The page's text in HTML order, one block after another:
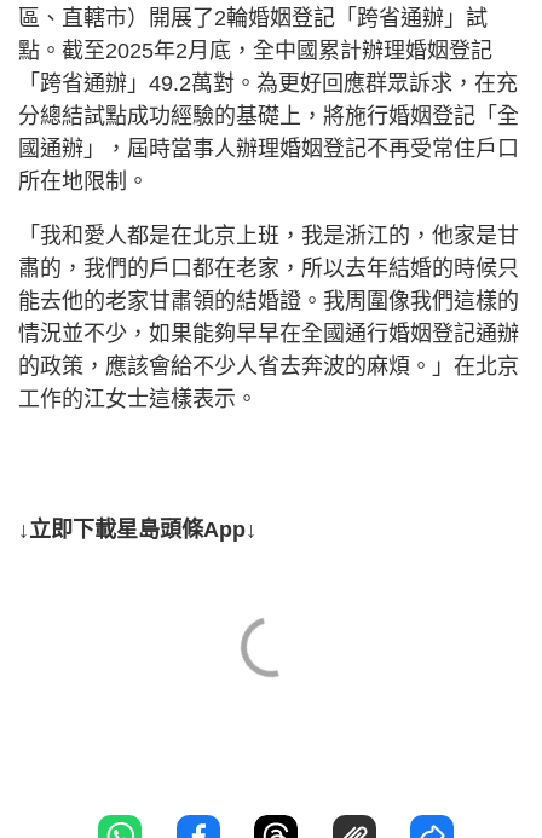
區、直轄市）開展了2輪婚姻登記「跨省通辦」試
點。截至2025年2月底，全中國累計辦理婚姻登記
「跨省通辦」49.2萬對。為更好回應群眾訴求，在充
分總結試點成功經驗的基礎上，將施行婚姻登記「全
國通辦」，屆時當事人辦理婚姻登記不再受常住戶口
所在地限制。
「我和愛人都是在北京上班，我是浙江的，他家是甘
肅的，我們的戶口都在老家，所以去年結婚的時候只
能去他的老家甘肅領的結婚證。我周圍像我們這樣的
情況並不少，如果能夠早早在全國通行婚姻登記通辦
的政策，應該會給不少人省去奔波的麻煩。」在北京
工作的江女士這樣表示。
↓立即下載星島頭條App↓